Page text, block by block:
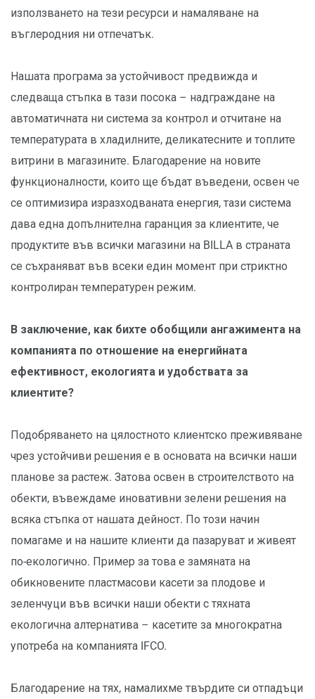
използването на тези ресурси и намаляване на
въглеродния ни отпечатък.
Нашата програма за устойчивост предвижда и
следваща стъпка в тази посока – надграждане на
автоматичната ни система за контрол и отчитане на
температурата в хладилните, деликатесните и топлите
витрини в магазините. Благодарение на новите
функционалности, които ще бъдат въведени, освен че
се оптимизира изразходваната енергия, тази система
дава една допълнителна гаранция за клиентите, че
продуктите във всички магазини на BILLA в страната
се съхраняват във всеки един момент при стриктно
контролиран температурен режим.
В заключение, как бихте обобщили ангажимента на
компанията по отношение на енергийната
ефективност, екологията и удобствата за
клиентите?
Подобряването на цялостното клиентско преживяване
чрез устойчиви решения е в основата на всички наши
планове за растеж. Затова освен в строителството на
обекти, въвеждаме иновативни зелени решения на
всяка стъпка от нашата дейност. По този начин
помагаме и на нашите клиенти да пазаруват и живеят
по-екологично. Пример за това е замяната на
обикновените пластмасови касети за плодове и
зеленчуци във всички наши обекти с тяхната
екологична алтернатива – касетите за многократна
употреба на компанията IFCO.
Благодарение на тях, намалихме твърдите си отпадъци